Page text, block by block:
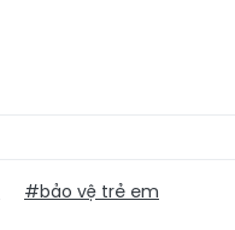
#bảo vệ trẻ em